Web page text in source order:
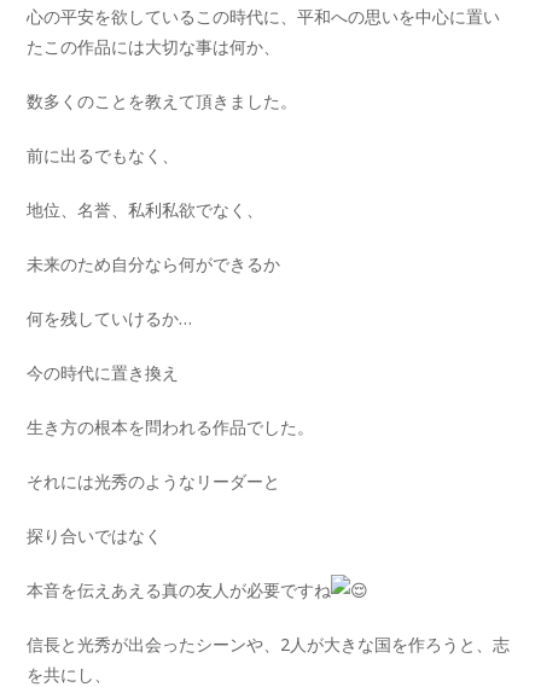
心の平安を欲しているこの時代に、平和への思いを中心に置い
たこの作品には大切な事は何か、
数多くのことを教えて頂きました。
前に出るでもなく、
地位、名誉、私利私欲でなく、
未来のため自分なら何ができるか
何を残していけるか…
今の時代に置き換え
生き方の根本を問われる作品でした。
それには光秀のようなリーダーと
探り合いではなく
本音を伝えあえる真の友人が必要ですね
信長と光秀が出会ったシーンや、2人が大きな国を作ろうと、志
を共にし、